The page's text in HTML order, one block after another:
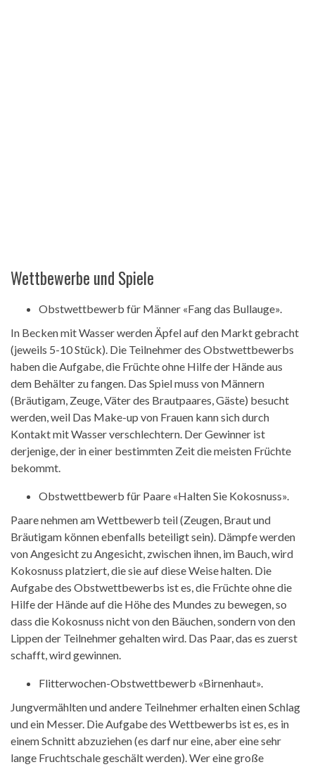
Wettbewerbe und Spiele
Obstwettbewerb für Männer «Fang das Bullauge».
In Becken mit Wasser werden Äpfel auf den Markt gebracht
(jeweils 5-10 Stück). Die Teilnehmer des Obstwettbewerbs
haben die Aufgabe, die Früchte ohne Hilfe der Hände aus
dem Behälter zu fangen. Das Spiel muss von Männern
(Bräutigam, Zeuge, Väter des Brautpaares, Gäste) besucht
werden, weil Das Make-up von Frauen kann sich durch
Kontakt mit Wasser verschlechtern. Der Gewinner ist
derjenige, der in einer bestimmten Zeit die meisten Früchte
bekommt.
Obstwettbewerb für Paare «Halten Sie Kokosnuss».
Paare nehmen am Wettbewerb teil (Zeugen, Braut und
Bräutigam können ebenfalls beteiligt sein). Dämpfe werden
von Angesicht zu Angesicht, zwischen ihnen, im Bauch, wird
Kokosnuss platziert, die sie auf diese Weise halten. Die
Aufgabe des Obstwettbewerbs ist es, die Früchte ohne die
Hilfe der Hände auf die Höhe des Mundes zu bewegen, so
dass die Kokosnuss nicht von den Bäuchen, sondern von den
Lippen der Teilnehmer gehalten wird. Das Paar, das es zuerst
schafft, wird gewinnen.
Flitterwochen-Obstwettbewerb «Birnenhaut».
Jungvermählten und andere Teilnehmer erhalten einen Schlag
und ein Messer. Die Aufgabe des Wettbewerbs ist es, es in
einem Schnitt abzuziehen (es darf nur eine, aber eine sehr
lange Fruchtschale geschält werden). Wer eine große